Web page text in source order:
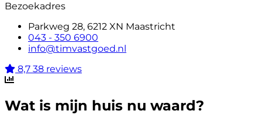
Bezoekadres
Parkweg 28, 6212 XN Maastricht
043 - 350 6900
info@timvastgoed.nl
8,7 38 reviews
Wat is mijn huis nu waard?